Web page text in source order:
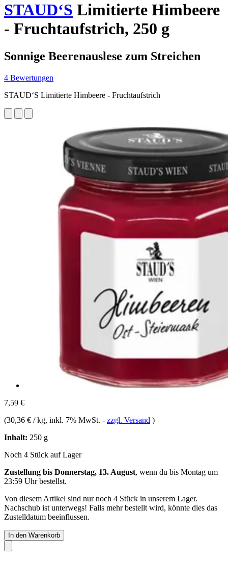
STAUD‘S Limitierte Himbeere
- Fruchtaufstrich, 250 g
Sonnige Beerenauslese zum Streichen
4 Bewertungen
STAUD‘S Limitierte Himbeere - Fruchtaufstrich
7,59 €
(30,36 € / kg, inkl. 7% MwSt. - zzgl. Versand )
Inhalt: 250 g
Noch 4 Stück auf Lager
Zustellung bis Donnerstag, 13. August, wenn du bis Montag um
23:59 Uhrbestellst.
Von diesem Artikel sind nur noch 4 Stück in unserem Lager.
Nachschub ist unterwegs! Falls mehr bestellt wird, könnte dies das
Zustelldatum beeinflussen.
In den Warenkorb